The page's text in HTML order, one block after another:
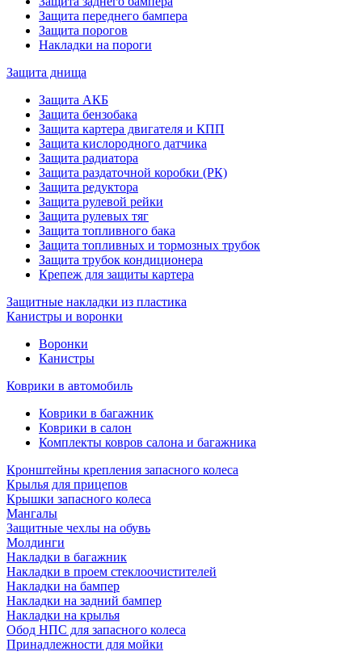
Защита переднего бампера
Защита порогов
Накладки на пороги
Защита днища
Защита АКБ
Защита бензобака
Защита картера двигателя и КПП
Защита кислородного датчика
Защита радиатора
Защита раздаточной коробки (РК)
Защита редуктора
Защита рулевой рейки
Защита рулевых тяг
Защита топливного бака
Защита топливных и тормозных трубок
Защита трубок кондиционера
Крепеж для защиты картера
Защитные накладки из пластика
Канистры и воронки
Воронки
Канистры
Коврики в автомобиль
Коврики в багажник
Коврики в салон
Комплекты ковров салона и багажника
Кронштейны крепления запасного колеса
Крылья для прицепов
Крышки запасного колеса
Мангалы
Защитные чехлы на обувь
Молдинги
Накладки в багажник
Накладки в проем стеклоочистителей
Накладки на бампер
Накладки на задний бампер
Накладки на крылья
Обод НПС для запасного колеса
Принадлежности для мойки